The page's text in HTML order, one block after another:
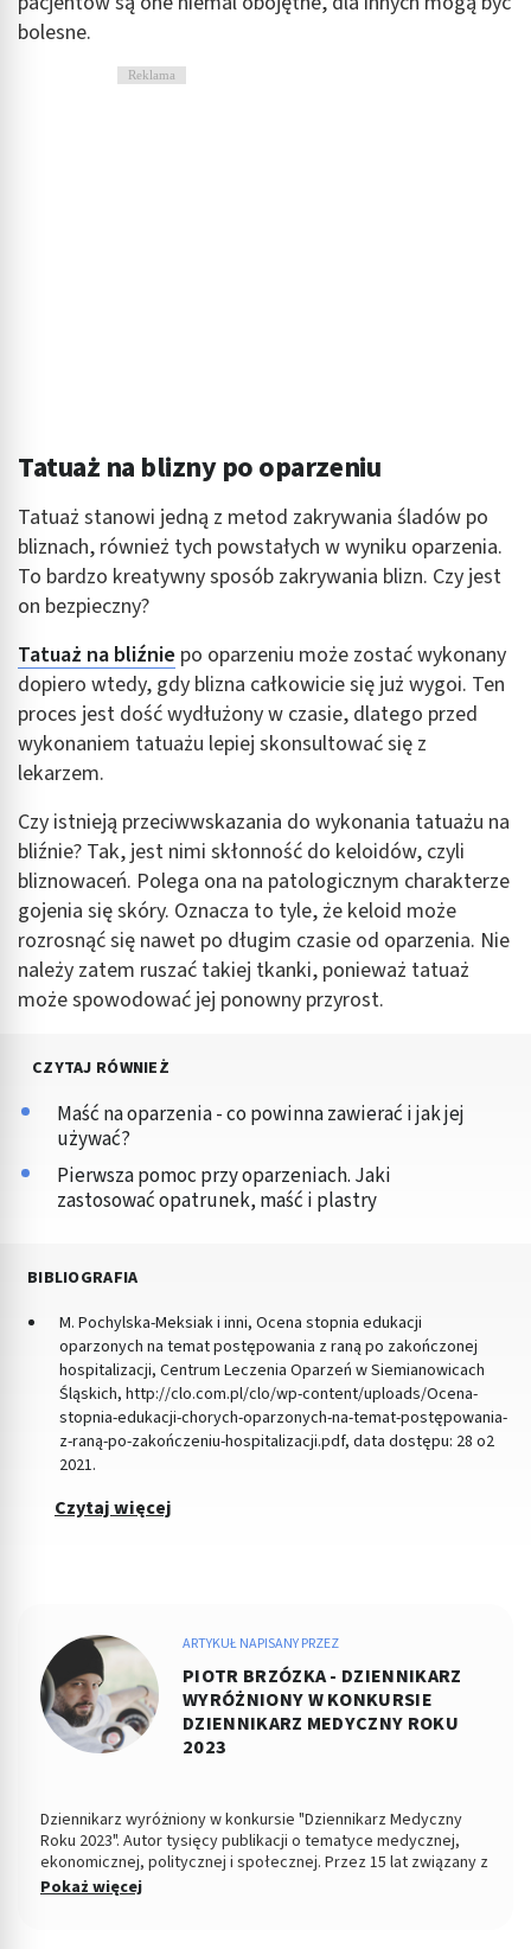
bolesne.
Reklama
Tatuaż na blizny po oparzeniu
Tatuaż stanowi jedną z metod zakrywania śladów po
bliznach, również tych powstałych w wyniku oparzenia.
To bardzo kreatywny sposób zakrywania blizn. Czy jest
on bezpieczny?
Tatuaż na bliźnie po oparzeniu może zostać wykonany
dopiero wtedy, gdy blizna całkowicie się już wygoi. Ten
proces jest dość wydłużony w czasie, dlatego przed
wykonaniem tatuażu lepiej skonsultować się z
lekarzem.
Czy istnieją przeciwwskazania do wykonania tatuażu na
bliźnie? Tak, jest nimi skłonność do keloidów, czyli
bliznowaceń. Polega ona na patologicznym charakterze
gojenia się skóry. Oznacza to tyle, że keloid może
rozrosnąć się nawet po długim czasie od oparzenia. Nie
należy zatem ruszać takiej tkanki, ponieważ tatuaż
może spowodować jej ponowny przyrost.
CZYTAJ RÓWNIEŻ
Maść na oparzenia - co powinna zawierać i jak jej
używać?
Pierwsza pomoc przy oparzeniach. Jaki
zastosować opatrunek, maść i plastry
BIBLIOGRAFIA
M. Pochylska-Meksiak i inni, Ocena stopnia edukacji
oparzonych na temat postępowania z raną po zakończonej
hospitalizacji, Centrum Leczenia Oparzeń w Siemianowicach
Śląskich, http://clo.com.pl/clo/wp-content/uploads/Ocena-
stopnia-edukacji-chorych-oparzonych-na-temat-postępowania-
z-raną-po-zakończeniu-hospitalizacji.pdf, data dostępu: 28 o2
2021.
Czytaj więcej
ARTYKUŁ NAPISANY PRZEZ
PIOTR BRZÓZKA - DZIENNIKARZ
WYRÓŻNIONY W KONKURSIE
DZIENNIKARZ MEDYCZNY ROKU
2023
Dziennikarz wyróżniony w konkursie "Dziennikarz Medyczny
Roku 2023". Autor tysięcy publikacji o tematyce medycznej,
ekonomicznej, politycznej i społecznej. Przez 15 lat związany z
Dziennikiem Łódzkim i Polska TheTimes. Z wykształcenia
Pokaż więcej